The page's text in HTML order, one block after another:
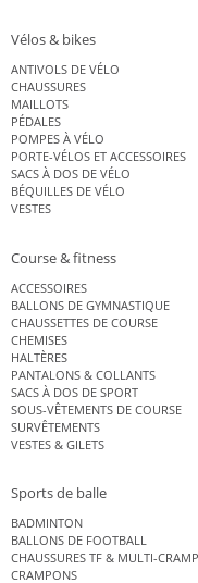
Vélos & bikes
ANTIVOLS DE VÉLO
CHAUSSURES
MAILLOTS
PÉDALES
POMPES À VÉLO
PORTE-VÉLOS ET ACCESSOIRES
SACS À DOS DE VÉLO
BÉQUILLES DE VÉLO
VESTES
Course & fitness
ACCESSOIRES
BALLONS DE GYMNASTIQUE
CHAUSSETTES DE COURSE
CHEMISES
HALTÈRES
PANTALONS & COLLANTS
SACS À DOS DE SPORT
SOUS-VÊTEMENTS DE COURSE
SURVÊTEMENTS
VESTES & GILETS
Sports de balle
BADMINTON
BALLONS DE FOOTBALL
CHAUSSURES TF & MULTI-
CRAMPONS